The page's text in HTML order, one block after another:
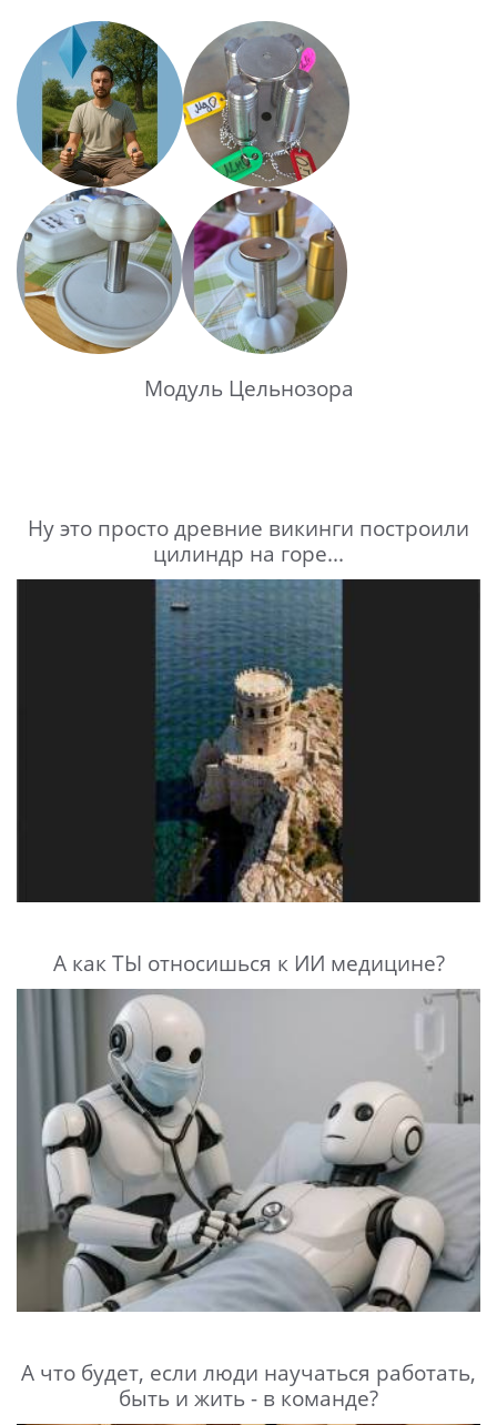
Модуль Цельнозора
Ну это просто древние викинги построили
цилиндр на горе...
А как ТЫ относишься к ИИ медицине?
А что будет, если люди научаться работать,
быть и жить - в команде?